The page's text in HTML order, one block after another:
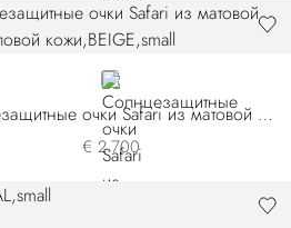
BEIGE
Солнцезащитные очки Safari из матовой крокодиловой кожи
€ 2.700